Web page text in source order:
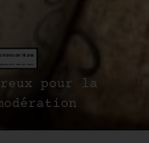
pour la